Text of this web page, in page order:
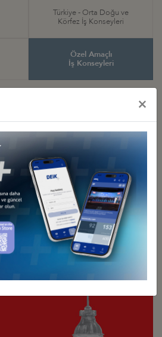
Türkiye - Orta Doğu ve
Körfez İş Konseyleri
Özel Amaçlı
İş Konseyleri
Özel Amaçlı
×